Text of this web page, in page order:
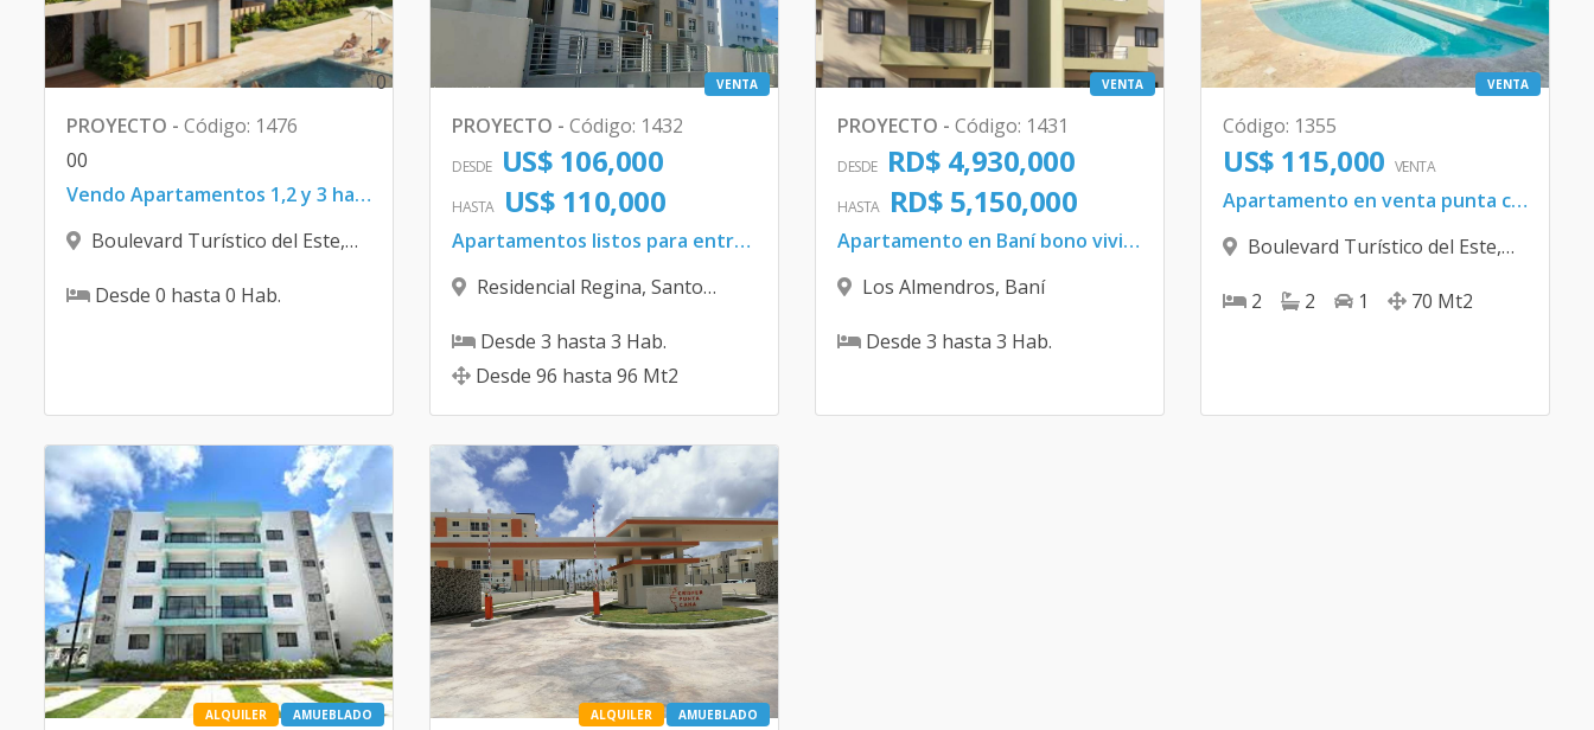
0
PROYECTO - Código: 1476
00
Vendo Apartamentos 1,2 y 3 habitaciones
Boulevard Turístico del Este,
Desde 0 hasta 0 Hab.
VENTA
PROYECTO - Código: 1432
DESDE US$ 106,000
HASTA US$ 110,000
Apartamentos listos para entrega
Residencial Regina, Santo
Desde 3 hasta 3 Hab.
Desde 96 hasta 96 Mt2
VENTA
PROYECTO - Código: 1431
DESDE RD$ 4,930,000
HASTA RD$ 5,150,000
Apartamento en Baní bono vivienda Disponible
Los Almendros, Baní
Desde 3 hasta 3 Hab.
VENTA
Código: 1355
US$ 115,000 VENTA
Apartamento en venta punta cana
Boulevard Turístico del Este,
2
2 1 70 Mt2
ALQUILER AMUEBLADO ALQUILER AMUEBLADO